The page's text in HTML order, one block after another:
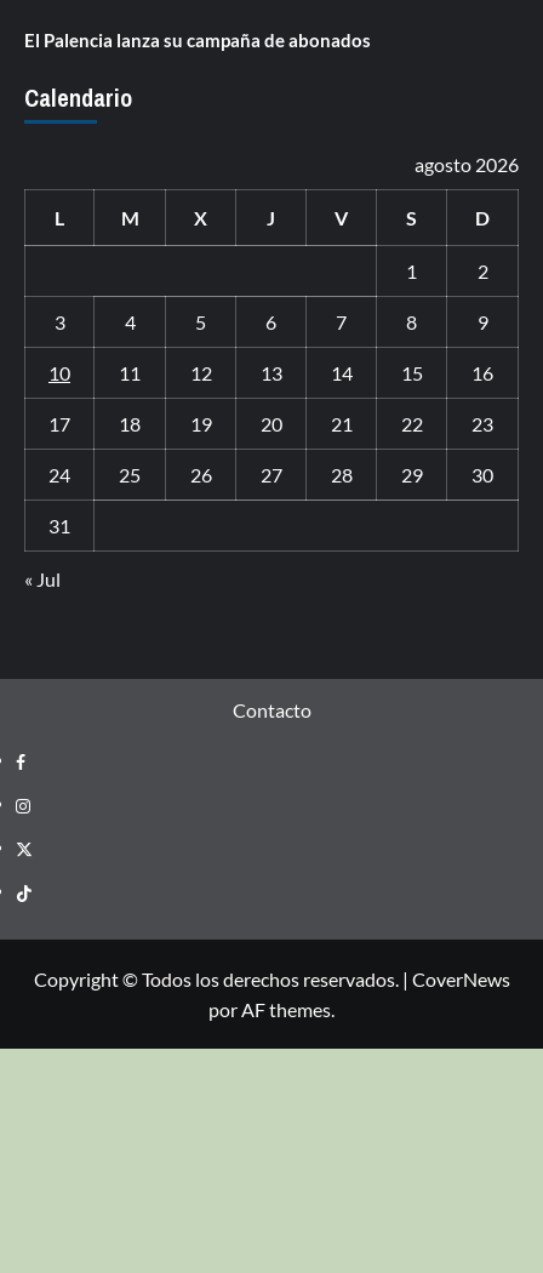
El Palencia lanza su campaña de abonados
Calendario
agosto 2026
L M X J V S D
1 2
3 4 5 6 7 8 9
10 11 12 13 14 15 16
17 18 19 20 21 22 23
24 25 26 27 28 29 30
31
« Jul
Contacto
Copyright © Todos los derechos reservados. | CoverNews
por AF themes.